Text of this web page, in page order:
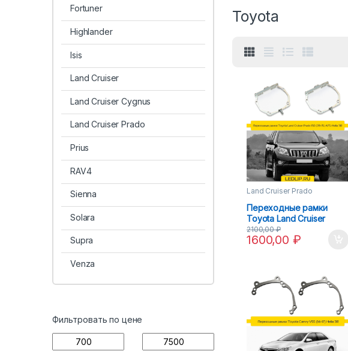
Toyota
Land Cruiser Prado
Переходные рамки
Toyota Land Cruiser
Prado 150 (09-15) Hella
3R AFS
1600,00 ₽
2100,00₽
Fortuner
Highlander
Isis
Land Cruiser
Land Cruiser Cygnus
Land Cruiser Prado
Prius
RAV4
Sienna
Solara
Supra
Venza
Фильтровать по цене